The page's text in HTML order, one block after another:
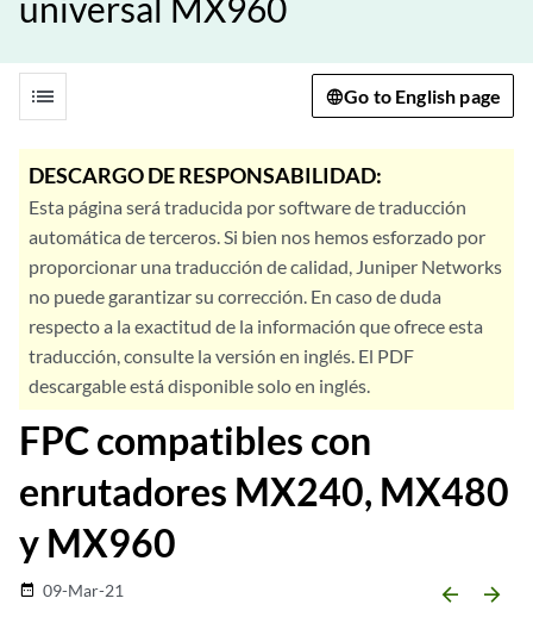
list Go to English page
DESCARGO DE RESPONSABILIDAD:
Esta página será traducida por software de traducción
automática de terceros. Si bien nos hemos esforzado por
proporcionar una traducción de calidad, Juniper Networks
no puede garantizar su corrección. En caso de duda
respecto a la exactitud de la información que ofrece esta
traducción, consulte la versión en inglés. El PDF
descargable está disponible solo en inglés.
FPC compatibles con
enrutadores MX240, MX480
y MX960
date_range 09-Mar-21 arrow_backward arrow_forward